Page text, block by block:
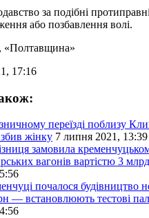
за подібні
або позбавлення волі.
, «Полтавщина»
17:16
переїзді поблизу
жінку 7 липня 2021, 13:39
замовила
вагонів вартістю 3
почалося будівництво
— встановлюють тестові